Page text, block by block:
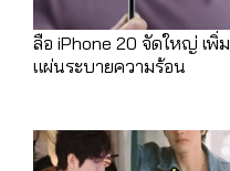
ลือ iPhone 20 จัดใหญ่ เพิ่ม
แผ่นระบายความร้อน